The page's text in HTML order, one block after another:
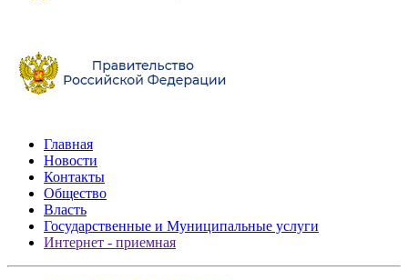
Главная
Новости
Контакты
Общество
Власть
Государственные и Муниципальные услуги
Интернет - приемная